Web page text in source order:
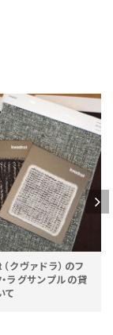
ヴァドラ）のフ
ラグサンプルの貸
て